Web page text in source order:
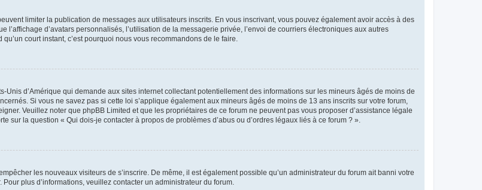
limiter la publication de messages aux utilisateurs inscrits. En vous inscrivant, vous pouvez également avoir accès à des
d’avatars personnalisés, l’utilisation de la messagerie privée, l’envoi de courriers électroniques aux autres
court instant, c’est pourquoi nous vous recommandons de le faire.
Unis d’Amérique qui demande aux sites internet collectant potentiellement des informations sur les mineurs âgés de moins de
Si vous ne savez pas si cette loi s’applique également aux mineurs âgés de moins de 13 ans inscrits sur votre forum,
Veuillez noter que phpBB Limited et que les propriétaires de ce forum ne peuvent pas vous proposer d’assistance légale
sur la question « Qui dois-je contacter à propos de problèmes d’abus ou d’ordres légaux liés à ce forum ? ».
les nouveaux visiteurs de s’inscrire. De même, il est également possible qu’un administrateur du forum ait banni votre
plus d’informations, veuillez contacter un administrateur du forum.